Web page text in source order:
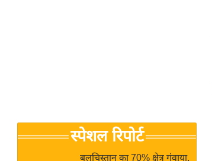
Breaking
News in
जगत
स्पेशल रिपोर्ट
बलूचिस्तान का 70% क्षेत्र गंवाया,